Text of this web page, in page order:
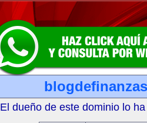
El dueño de este dominio lo